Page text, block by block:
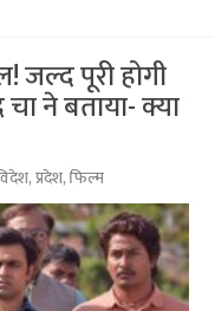
जल्द पूरी होगी
ने बताया- क्या
,प्रदेश,फिल्म